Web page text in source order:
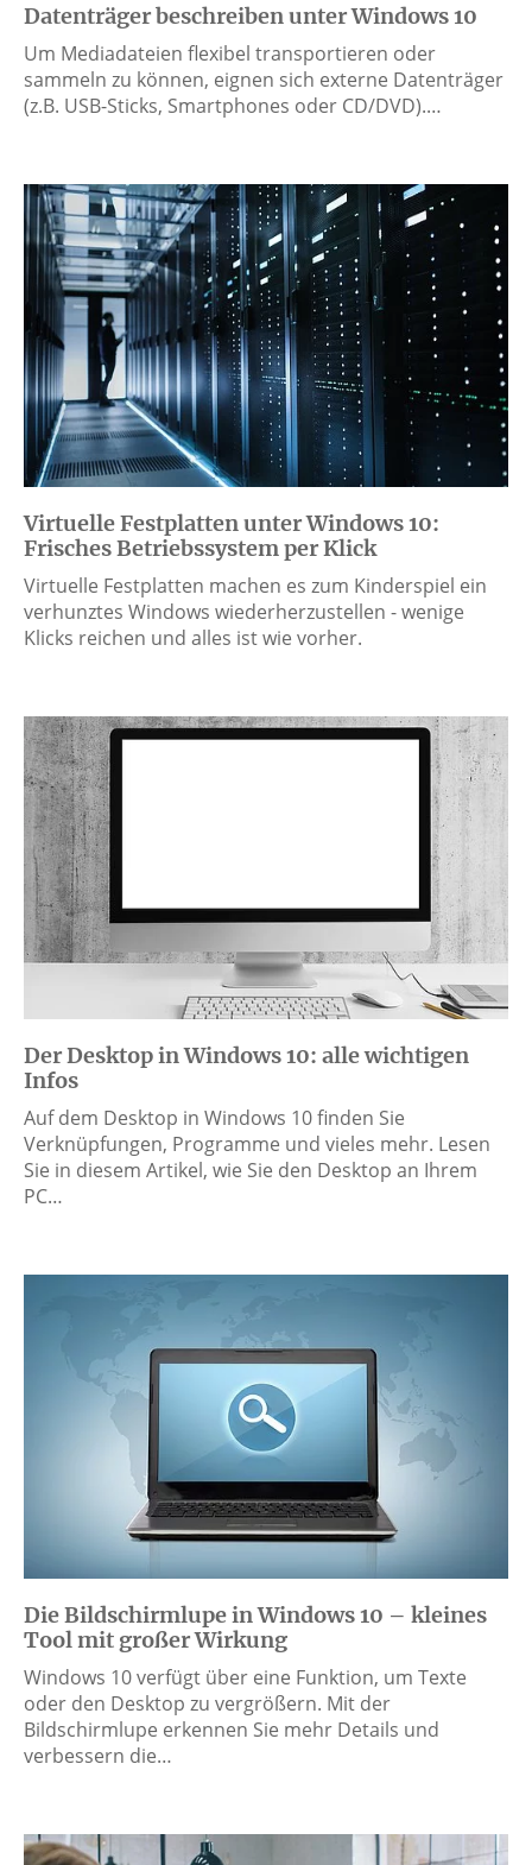
Datenträger beschreiben unter Windows 10
Um Mediadateien flexibel transportieren oder
sammeln zu können, eignen sich externe Datenträger
(z.B. USB-Sticks, Smartphones oder CD/DVD).…
Virtuelle Festplatten unter Windows 10:
Frisches Betriebssystem per Klick
Virtuelle Festplatten machen es zum Kinderspiel ein
verhunztes Windows wiederherzustellen - wenige
Klicks reichen und alles ist wie vorher.
Der Desktop in Windows 10: alle wichtigen
Infos
Auf dem Desktop in Windows 10 finden Sie
Verknüpfungen, Programme und vieles mehr. Lesen
Sie in diesem Artikel, wie Sie den Desktop an Ihrem
PC…
Die Bildschirmlupe in Windows 10 – kleines
Tool mit großer Wirkung
Windows 10 verfügt über eine Funktion, um Texte
oder den Desktop zu vergrößern. Mit der
Bildschirmlupe erkennen Sie mehr Details und
verbessern die…